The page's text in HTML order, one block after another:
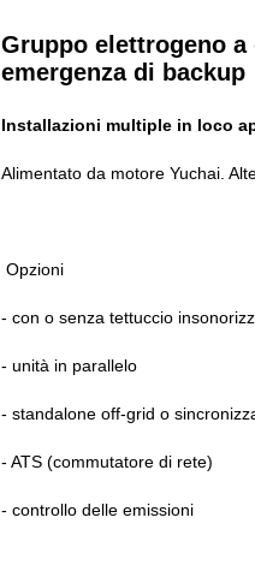
Gruppo elettrogeno a
emergenza di backup
Installazioni multiple in loco
Alimentato da motore Yuchai.
Opzioni
- con o senza tettuccio
- unità in parallelo
- standalone off-grid o
- ATS (commutatore di rete)
- controllo delle emissioni